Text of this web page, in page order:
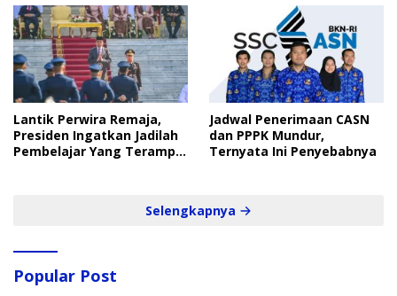
Lantik Perwira Remaja,
Presiden Ingatkan Jadilah
Pembelajar Yang Terampil
Jadwal Penerimaan CASN
dan PPPK Mundur,
Ternyata Ini Penyebabnya
Selengkapnya
Popular Post